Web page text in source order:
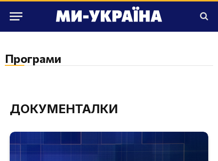
Програми
ДОКУМЕНТАЛКИ